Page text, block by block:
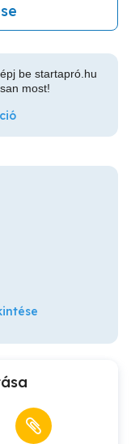
be startapró.hu
most!